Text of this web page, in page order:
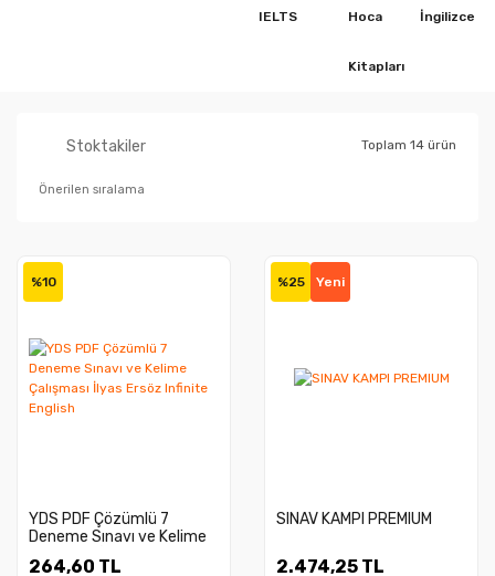
IELTS Hoca
Kitapları
İngilizce
Stoktakiler Toplam 14 ürün
%10
YDS PDF Çözümlü 7
Deneme Sınavı ve Kelime
Infinite English
264,60 TL
%25 Yeni
SINAV KAMPI PREMIUM
2.474,25 TL